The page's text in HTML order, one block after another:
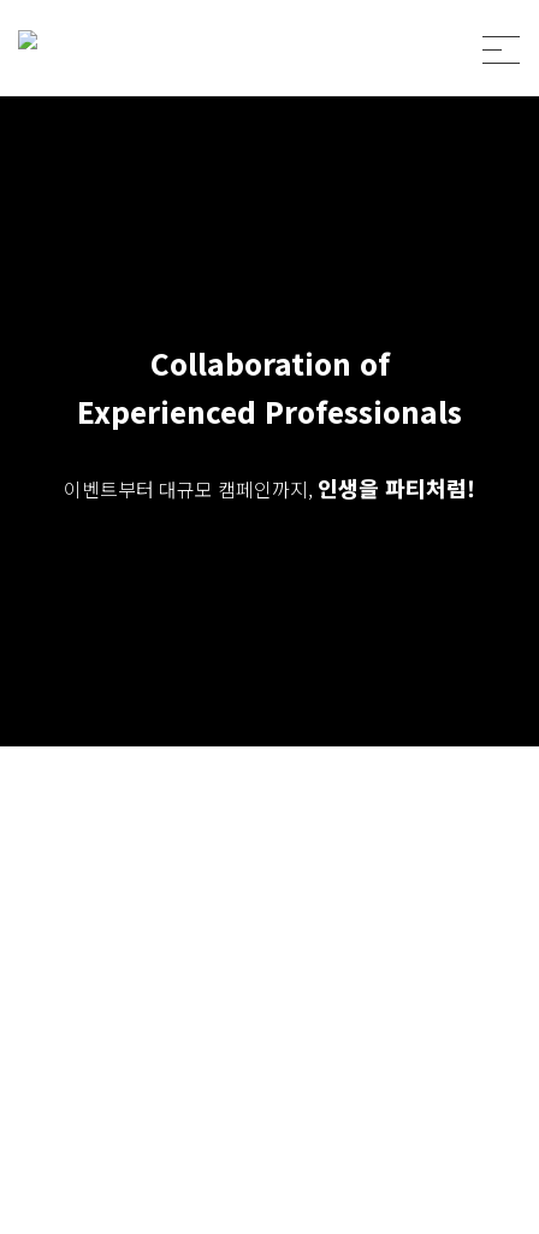
Collaboration of
Experienced Professionals
이벤트부터 대규모 캠페인까지, 인생을 파티처럼!